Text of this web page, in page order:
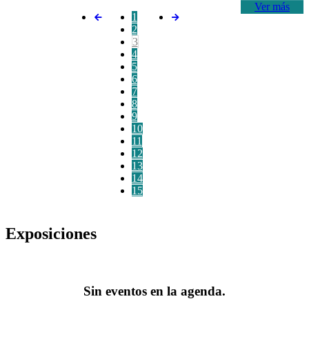
Ver más
1
2
3
4
5
6
7
8
9
10
11
12
13
14
15
Exposiciones
Sin eventos en la agenda.